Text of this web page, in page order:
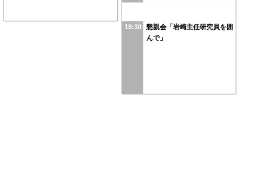
18:30
懇親会「岩崎主任研究員を囲
んで」